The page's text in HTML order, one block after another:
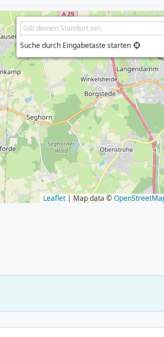
Suche durch Eingabetaste starten
Leaflet| Map data ©